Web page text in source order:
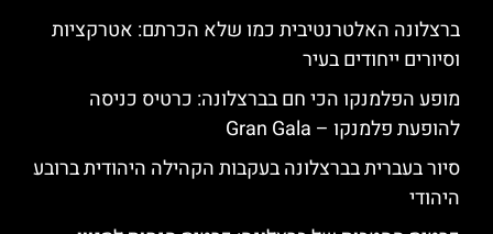
ברצלונה האלטרנטיבית כמו שלא הכרתם: אטרקציות
וסיורים ייחודים בעיר
מופע הפלמנקו הכי חם בברצלונה: כרטיס כניסה
להופעת פלמנקו – Gran Gala
סיור בעברית בברצלונה בעקבות הקהילה היהודית ברובע
היהודי